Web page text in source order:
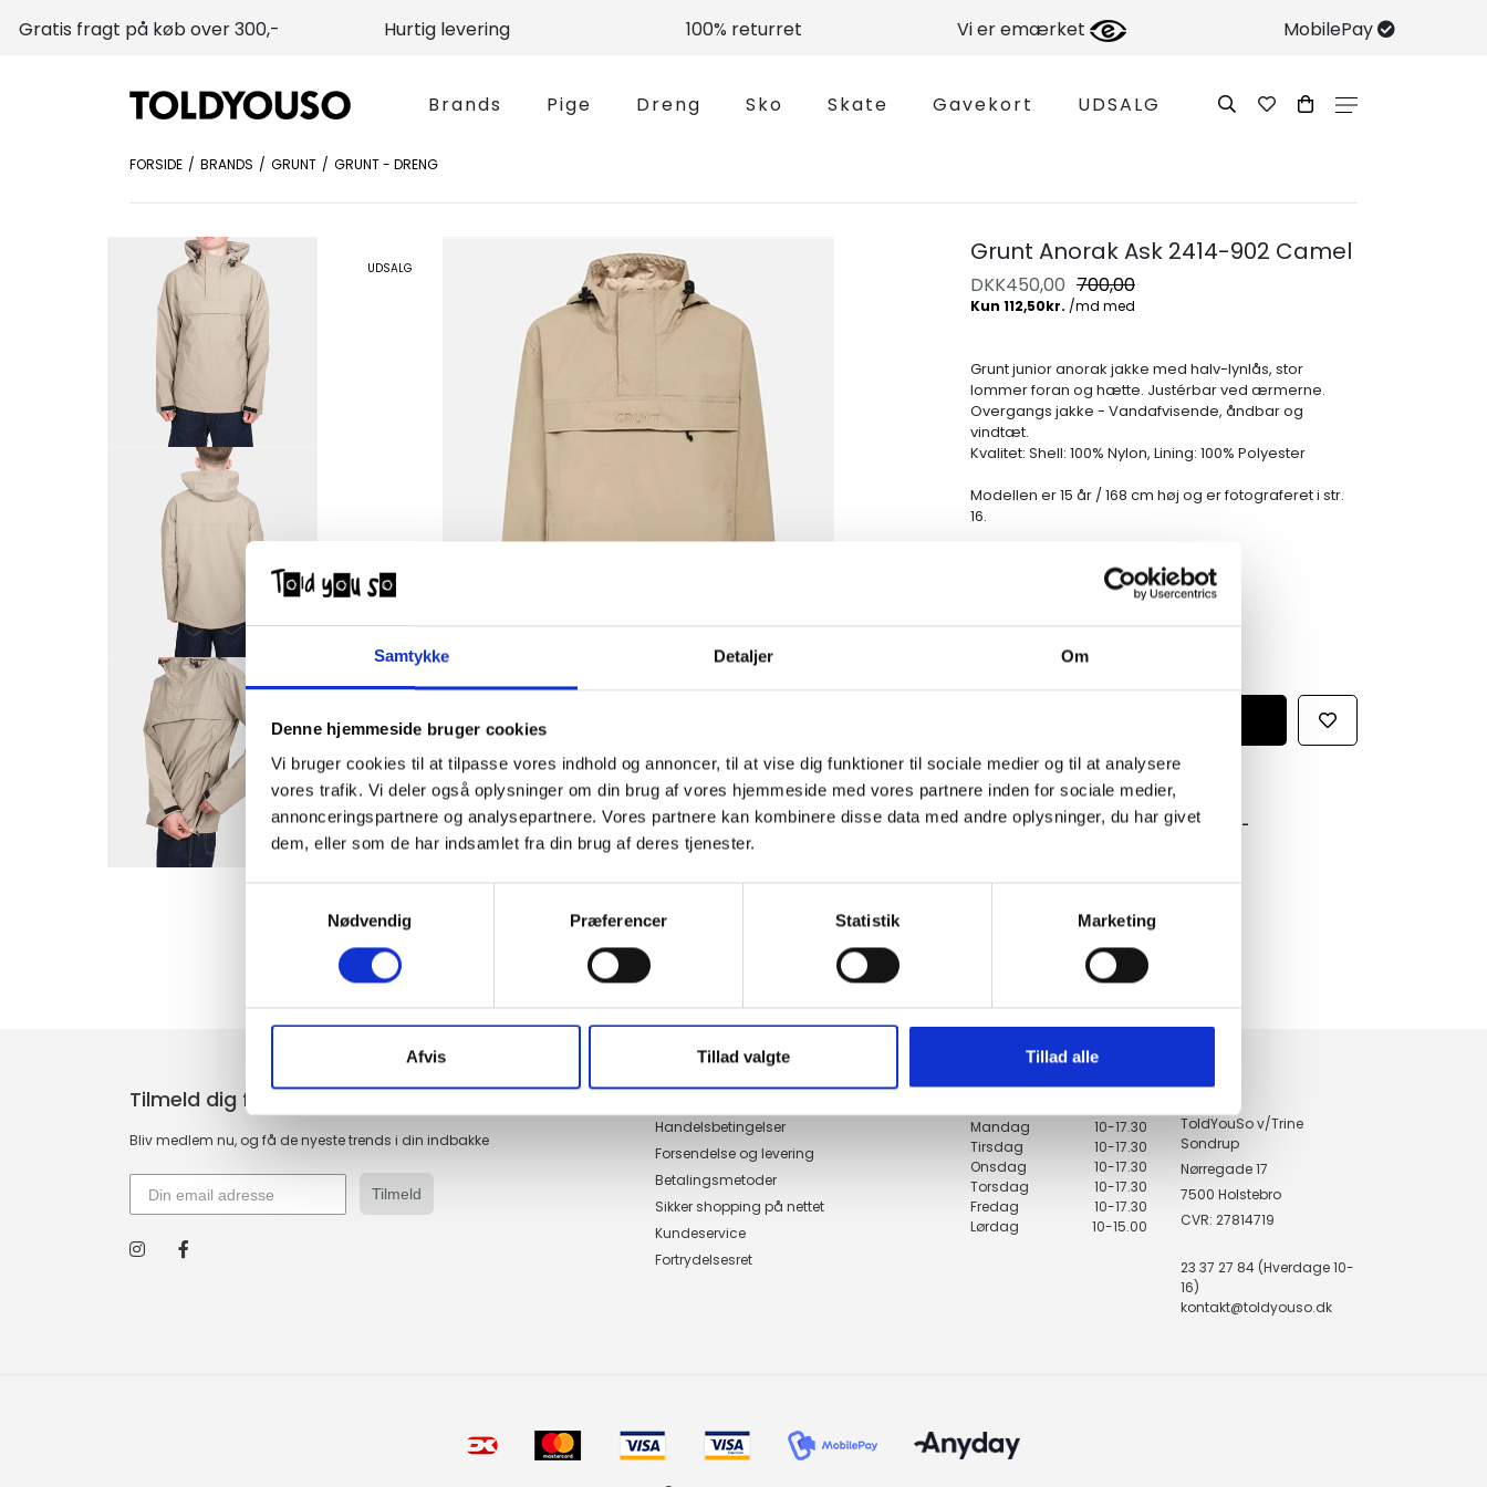
Samtykke Detaljer Om
Denne hjemmeside bruger cookies
Vi bruger cookies til at tilpasse vores indhold og annoncer, til at vise dig funktioner til sociale medier og til at analysere
vores trafik. Vi deler også oplysninger om din brug af vores hjemmeside med vores partnere inden for sociale medier,
annonceringspartnere og analysepartnere. Vores partnere kan kombinere disse data med andre oplysninger, du har givet
dem, eller som de har indsamlet fra din brug af deres tjenester.
Nødvendig
Præferencer Statistik Marketing
Afvis Tillad valgte Tillad alle
Gratis fragt på køb over 300,- Hurtig levering 100% returret Vi er emærket MobilePay
Brands Pige Dreng Sko Skate Gavekort UDSALG
FORSIDE BRANDS GRUNT GRUNT - DRENG
UDSALG
Grunt Anorak Ask 2414-902 Camel
DKK450,00 700,00
Grunt junior anorak jakke med halv-lynlås, stor
lommer foran og hætte. Justérbar ved ærmerne.
Overgangs jakke - Vandafvisende, åndbar og
vindtæt.
Kvalitet: Shell: 100% Nylon, Lining: 100% Polyester
Modellen er 15 år / 168 cm høj og er fotograferet i str.
16.
GRATIS FRAGT PÅ KØB OVER 300,-
HURTIG LEVERING 1-3 HVERDAGE
KUNDESERVICE & SUPPORT
Ring på 23 37 27 84
14 DAGES fortrydelsesret
Tilmeld dig fashion news
Bliv medlem nu, og få de nyeste trends i din indbakke
Tilmeld
Genveje
Handelsbetingelser
Forsendelse og levering
Betalingsmetoder
Sikker shopping på nettet
Kundeservice
Fortrydelsesret
Åbningstider
Mandag
10-17.30
Tirsdag
10-17.30
Onsdag
10-17.30
Torsdag
10-17.30
Fredag
10-17.30
Lørdag
10-15.00
KONTAKT
ToldYouSo v/Trine
Sondrup
Nørregade 17
7500 Holstebro
CVR: 27814719
23 37 27 84 (Hverdage 10-
16)
kontakt@toldyouso.dk